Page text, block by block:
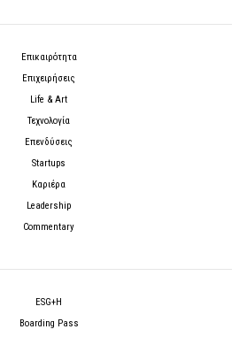
Επικαιρότητα
Επιχειρήσεις
Life & Art
Τεχνολογία
Επενδύσεις
Startups
Καριέρα
Leadership
Commentary
ESG+H
Boarding Pass